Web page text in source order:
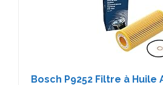
Bosch P9252 Filtre à